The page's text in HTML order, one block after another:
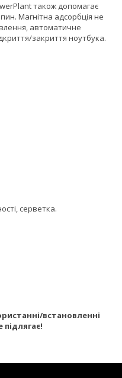
також допомагає
Магнітна адсорбція не
автоматичне
закриття ноутбука.
серветка.
встановленні